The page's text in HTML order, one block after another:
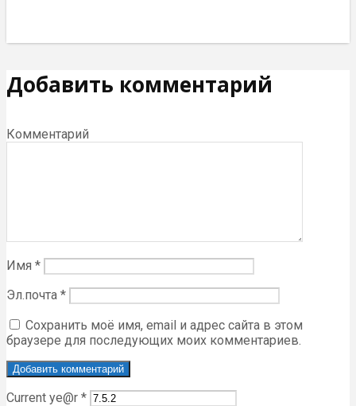
Добавить комментарий
Комментарий
Имя *
Эл.почта *
Сохранить моё имя, email и адрес сайта в этом
браузере для последующих моих комментариев.
Current ye@r *